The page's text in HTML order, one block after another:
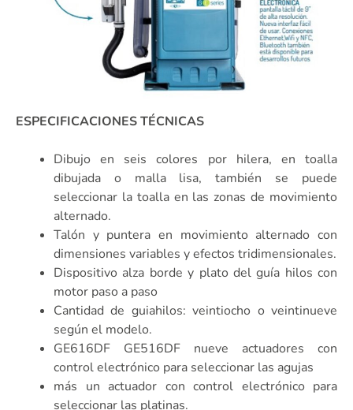
ESPECIFICACIONES TÉCNICAS
Dibujo en seis colores por hilera, en toalla
dibujada o malla lisa, también se puede
seleccionar la toalla en las zonas de movimiento
alternado.
Talón y puntera en movimiento alternado con
dimensiones variables y efectos tridimensionales.
Dispositivo alza borde y plato del guía hilos con
motor paso a paso
Cantidad de guiahilos: veintiocho o veintinueve
según el modelo.
GE616DF GE516DF nueve actuadores con
control electrónico para seleccionar las agujas
más un actuador con control electrónico para
seleccionar las platinas.